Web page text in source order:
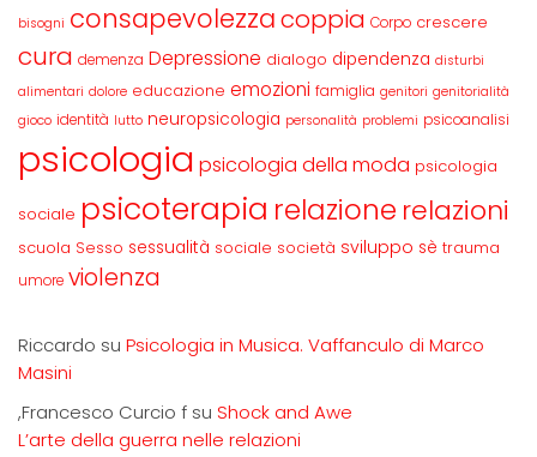
bisogni consapevolezzacoppia Corpo crescere
cura demenza Depressione dialogo dipendenza disturbi
alimentari dolore educazione emozioni famiglia genitori genitorialità
gioco identità lutto neuropsicologia personalità problemi psicoanalisi
psicologia psicologia della moda psicologia
sociale psicoterapia relazione relazioni
scuola Sesso sessualità sociale società sviluppo sè trauma
umore violenza
Riccardo su Psicologia in Musica. Vaffanculo di Marco
Masini
,Francesco Curcio f su Shock and Awe
L’arte della guerra nelle relazioni